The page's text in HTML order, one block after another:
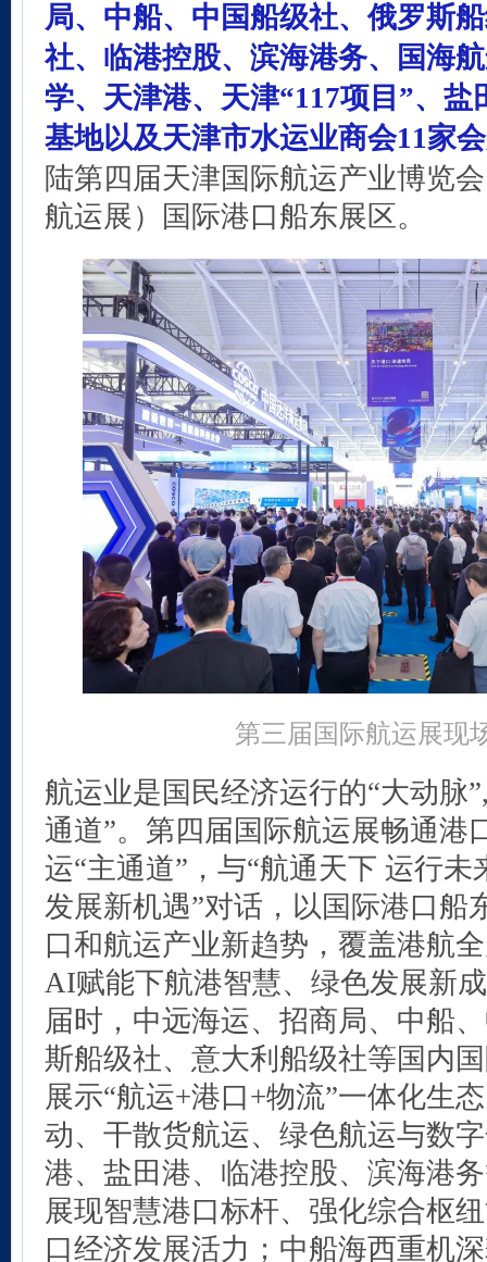
局、中船、中国船级社、俄罗斯
社、临港控股、滨海港务、国海
学、天津港、天津“117项目”、盐
基地以及天津市水运业商会11家
陆第四届天津国际航运产业博览
航运展）国际港口船东展区。
第三届国际航运展现
航运业是国民经济运行的“大动脉
通道”。第四届国际航运展畅通港
运“主通道”，与“航通天下 运行
发展新机遇”对话，以国际港口船
口和航运产业新趋势，覆盖港航
AI赋能下航港智慧、绿色发展新
届时，中远海运、招商局、中船
斯船级社、 意大利船级社等国内
展示“航运+港口+物流”一体化生
动、干散货航运、绿色航运与数
港、盐田港、 临港控股、滨海港
展现智慧港口标杆、强化综合枢
口经济发展活力；中船海西重机